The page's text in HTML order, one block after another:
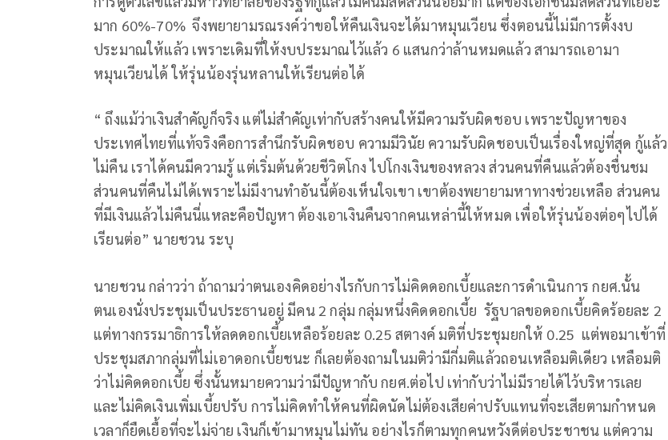
มาก 60%-70% จึงพยายามรณรงค์ว่าขอให้คืนเงินจะได้มาหมุนเวียน ซึ่งตอนนี้ไม่มีการตั้งงบ
ประมาณให้แล้ว เพราะเดิมที่ให้งบประมาณไว้แล้ว 6 แสนกว่าล้านหมดแล้ว สามารถเอามา
หมุนเวียนได้ ให้รุ่นน้องรุ่นหลานให้เรียนต่อได้
“ ถึงแม้ว่าเงินสำคัญก็จริง แต่ไม่สำคัญเท่ากับสร้างคนให้มีความรับผิดชอบ เพราะปัญหาของ
ประเทศไทยที่แท้จริงคือการสำนึกรับผิดชอบ ความมีวินัย ความรับผิดชอบเป็นเรื่องใหญ่ที่สุด กู้แล้ว
ไม่คืน เราได้คนมีความรู้ แต่เริ่มต้นด้วยชีวิตโกง ไปโกงเงินของหลวง ส่วนคนที่คืนแล้วต้องชื่นชม
ส่วนคนที่คืนไม่ได้เพราะไม่มีงานทำอันนี้ต้องเห็นใจเขา เขาต้องพยายามหาทางช่วยเหลือ ส่วนคน
ที่มีเงินแล้วไม่คืนนี่แหละคือปัญหา ต้องเอาเงินคืนจากคนเหล่านี้ให้หมด เพื่อให้รุ่นน้องต่อๆไปได้
เรียนต่อ” นายชวน ระบุ
นายชวน กล่าวว่า ถ้าถามว่าตนเองคิดอย่างไรกับการไม่คิดดอกเบี้ยและการดำเนินการ กยศ.นั้น
ตนเองนั่งประชุมเป็นประธานอยู่ มีคน 2 กลุ่ม กลุ่มหนึ่งคิดดอกเบี้ย รัฐบาลขอดอกเบี้ยคิดร้อยละ 2
แต่ทางกรรมาธิการให้ลดดอกเบี้ยเหลือร้อยละ 0.25 สตางค์ มติที่ประชุมยกให้ 0.25 แต่พอมาเข้าที่
ประชุมสภากลุ่มที่ไม่เอาดอกเบี้ยชนะ ก็เลยต้องถามในมติว่ามีกี่มติแล้วถอนเหลือมติเดียว เหลือมติ
ว่าไม่คิดดอกเบี้ย ซึ่งนั้นหมายความว่ามีปัญหากับ กยศ.ต่อไป เท่ากับว่าไม่มีรายได้ไว้บริหารเลย
และไม่คิดเงินเพิ่มเบี้ยปรับ การไม่คิดทำให้คนที่ผิดนัดไม่ต้องเสียค่าปรับแทนที่จะเสียตามกำหนด
เวลาก็ยืดเยื้อที่จะไม่จ่าย เงินก็เข้ามาหมุนไม่ทัน อย่างไรก็ตามทุกคนหวังดีต่อประชาชน แต่ความ